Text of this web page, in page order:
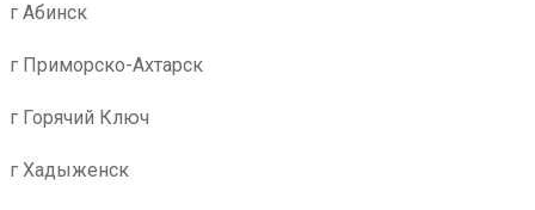
г Абинск
г Приморско-Ахтарск
г Горячий Ключ
г Хадыженск